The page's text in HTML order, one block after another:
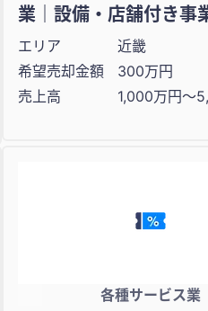
業｜設備・店舗付き事
エリア
近畿
希望売却金額
300万円
売上高
1,000万円〜
各種サービス業